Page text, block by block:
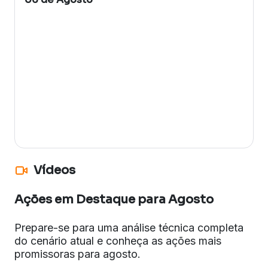
Vídeos
Ações em Destaque para Agosto
Prepare-se para uma análise técnica completa
do cenário atual e conheça as ações mais
promissoras para agosto.